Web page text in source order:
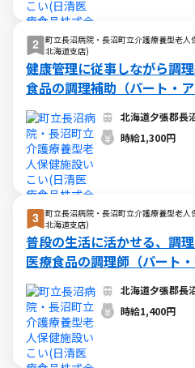
町立長沼病院・長沼町立介護療養型老
北海道支店)
健康管理に従事しながら調
食品の調理補助（パート・
北海道夕張郡長
時給1,300円
町立長沼病院・長沼町立介護療養型老
北海道支店)
普段の生活に活かせる、調
医療食品の調理師（パート・
北海道夕張郡長
時給1,400円